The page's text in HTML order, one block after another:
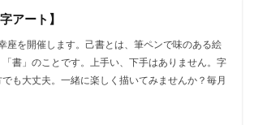
アート】
座を開催します。己書とは、筆ペンで味のある絵
書」のことです。上手い、下手はありません。字
も大丈夫。一緒に楽しく描いてみませんか？毎月